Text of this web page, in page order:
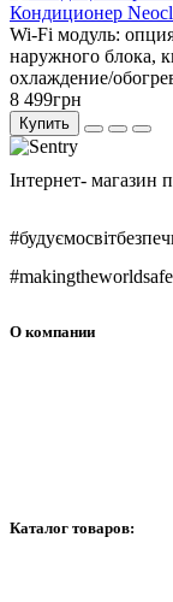
Кондиционер
Wi-Fi модуль:
наружного блока,
охлаждение/
8 499грн
Купить
Інтернет- магазин
#makingtheworldsafe
О компании
Каталог товаров: